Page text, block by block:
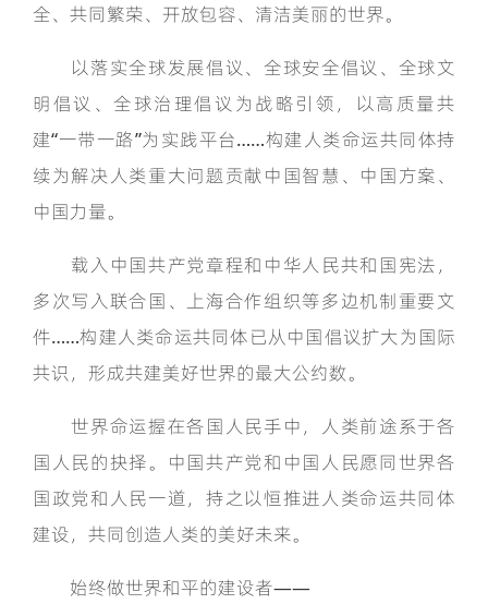
全、共同繁荣、开放包容、清洁美丽的世界。
以落实全球发展倡议、全球安全倡议、全球文
明倡议、全球治理倡议为战略引领，以高质量共
建“一带一路”为实践平台……构建人类命运共同体持
续为解决人类重大问题贡献中国智慧、中国方案、
中国力量。
载入中国共产党章程和中华人民共和国宪法，
多次写入联合国、上海合作组织等多边机制重要文
件……构建人类命运共同体已从中国倡议扩大为国际
共识，形成共建美好世界的最大公约数。
世界命运握在各国人民手中，人类前途系于各
国人民的抉择。中国共产党和中国人民愿同世界各
国政党和人民一道，持之以恒推进人类命运共同体
建设，共同创造人类的美好未来。
始终做世界和平的建设者——